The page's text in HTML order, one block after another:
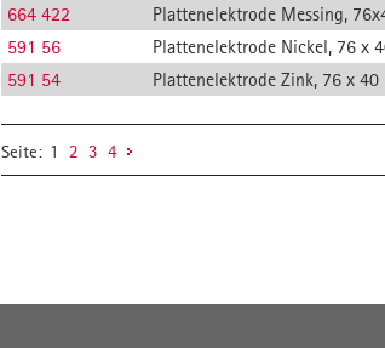
664 422
Plattenelektrode Messing,
591 56
Plattenelektrode Nickel, 76 x
591 54
Plattenelektrode Zink, 76 x 40
Seite: 1 2 3 4